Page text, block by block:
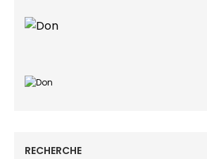
RECHERCHE